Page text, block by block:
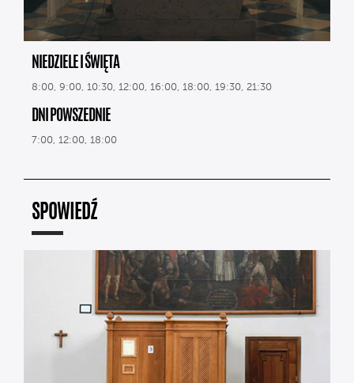
NIEDZIELE I ŚWIĘTA
8:00, 9:00, 10:30, 12:00, 16:00, 18:00, 19:30, 21:30
DNI POWSZEDNIE
7:00, 12:00, 18:00
SPOWIEDŹ